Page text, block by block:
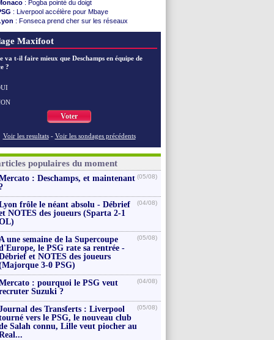
: lourde défaite pour le PSG
City: Maresca flou pour Reijnders
: Fenerbahçe prend une belle option
: le plan d'Alvarez à son retour
: le joli but de Greenwood avec le Fener !
2030
: Pogba pointé du doigt
: Liverpool accélère pour Mbaye
: Fonseca prend cher sur les réseaux
: Infantino complimente Mbappé
Maxifoot
va t-il faire mieux que Deschamps en équipe de
?
Voter
Voir les resultats - Voir les sondages précédents
populaires du moment
: Deschamps, et maintenant (05/08)
frôle le néant absolu - Débrief
NOTES des joueurs (Sparta 2-1
(04/08)
une semaine de la Supercoupe
le PSG rate sa rentrée -
et NOTES des joueurs
3-0 PSG)
(05/08)
: pourquoi le PSG veut
Suzuki ?
(04/08)
des Transferts : Liverpool
vers le PSG, le nouveau club
Salah connu, Lille veut piocher au
(05/08)